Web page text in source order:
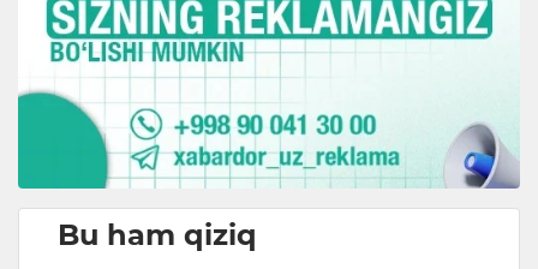
Bu ham qiziq